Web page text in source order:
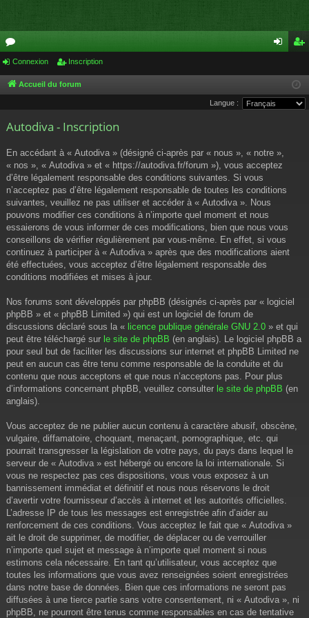
or
u
s
cri
pti
Connexion Inscription
Accueil du forum
Langue :
Autodiva - Inscription
En accédant à « Autodiva » (désigné ci-après par « nous », « notre »,
« nos », « Autodiva » et « https://autodiva.fr/forum »), vous acceptez
d’être légalement responsable des conditions suivantes. Si vous
n’acceptez pas d’être légalement responsable de toutes les conditions
suivantes, veuillez ne pas utiliser et accéder à « Autodiva ». Nous
pouvons modifier ces conditions à n’importe quel moment et nous
essaierons de vous informer de ces modifications, bien que nous vous
conseillons de vérifier régulièrement par vous-même. En effet, si vous
continuez à participer à « Autodiva » après que des modifications aient
été effectuées, vous acceptez d’être légalement responsable des
conditions modifiées et mises à jour.
Nos forums sont développés par phpBB (désignés ci-après par « logiciel
phpBB » et « phpBB Limited ») qui est un logiciel de forum de
discussions déclaré sous la « licence publique générale GNU 2.0 » et qui
peut être téléchargé sur le site de phpBB (en anglais). Le logiciel phpBB a
pour seul but de faciliter les discussions sur internet et phpBB Limited ne
peut en aucun cas être tenu comme responsable de la conduite et du
contenu que nous acceptons et que nous n’acceptons pas. Pour plus
d’informations concernant phpBB, veuillez consulter le site de phpBB (en
anglais).
Vous acceptez de ne publier aucun contenu à caractère abusif, obscène,
vulgaire, diffamatoire, choquant, menaçant, pornographique, etc. qui
pourrait transgresser la législation de votre pays, du pays dans lequel le
serveur de « Autodiva » est hébergé ou encore la loi internationale. Si
vous ne respectez pas ces dispositions, vous vous exposez à un
bannissement immédiat et définitif et nous nous réservons le droit
d’avertir votre fournisseur d’accès à internet et les autorités officielles.
L’adresse IP de tous les messages est enregistrée afin d’aider au
renforcement de ces conditions. Vous acceptez le fait que « Autodiva »
ait le droit de supprimer, de modifier, de déplacer ou de verrouiller
n’importe quel sujet et message à n’importe quel moment si nous
estimons cela nécessaire. En tant qu’utilisateur, vous acceptez que
toutes les informations que vous avez renseignées soient enregistrées
dans notre base de données. Bien que ces informations ne seront pas
diffusées à une tierce partie sans votre consentement, ni « Autodiva », ni
phpBB, ne pourront être tenus comme responsables en cas de tentative